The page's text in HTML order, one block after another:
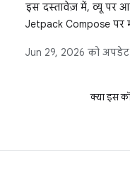
इस दस्तावेज़ में, व्यू पर
Jetpack Compose पर
आर्किटेक्चर, शेयर किया
Jun 29, 2026 को अपडेट
क्या इस